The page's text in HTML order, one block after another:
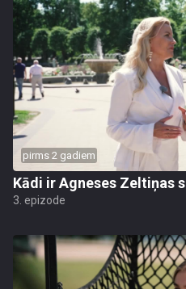
pirms 2 gadiem
Kādi ir Agneses Zeltiņas
3. epizode